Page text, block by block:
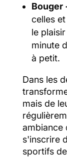
Bouger
celles
le
minute
à petit.
Dans les
mais de
ambiance
s'inscrire
sportifs